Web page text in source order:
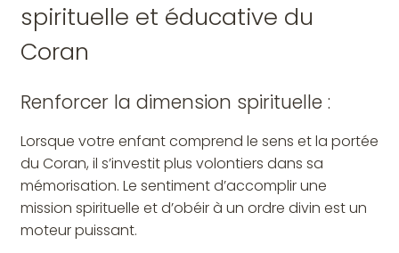
spirituelle et éducative du
Coran
Renforcer la dimension spirituelle :
Lorsque votre enfant comprend le sens et la portée
du Coran, il s’investit plus volontiers dans sa
mémorisation. Le sentiment d’accomplir une
mission spirituelle et d’obéir à un ordre divin est un
moteur puissant.